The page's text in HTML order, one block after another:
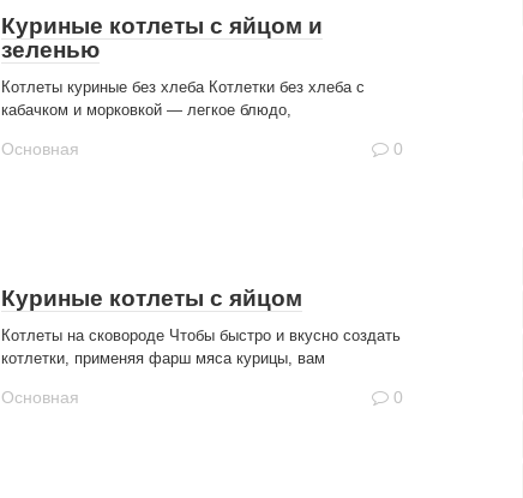
Куриные котлеты с яйцом и
зеленью
Котлеты куриные без хлеба Котлетки без хлеба с
кабачком и морковкой — легкое блюдо,
Основная 0
Куриные котлеты с яйцом
Котлеты на сковороде Чтобы быстро и вкусно создать
котлетки, применяя фарш мяса курицы, вам
Основная 0